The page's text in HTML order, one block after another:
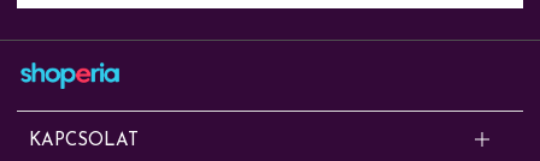
KAPCSOLAT